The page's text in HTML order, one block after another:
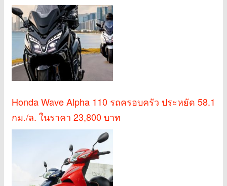
Honda Wave Alpha 110 รถครอบครัว ประหยัด 58.1
กม./ล. ในราคา 23,800 บาท